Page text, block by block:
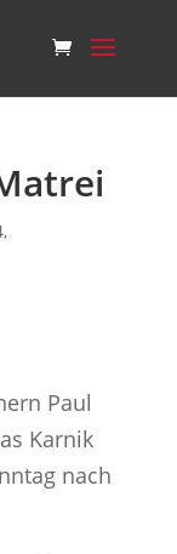
,
Paul
Karnik
nach